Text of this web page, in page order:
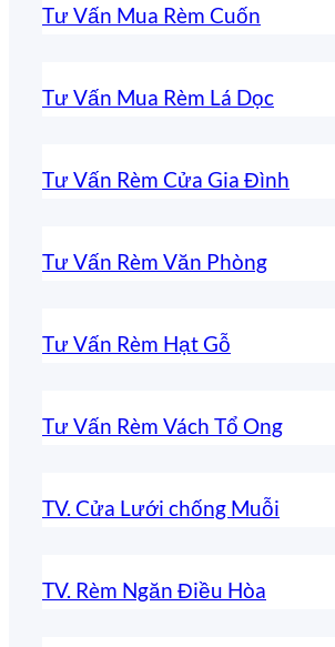
Tư Vấn Mua Rèm Cuốn
Tư Vấn Mua Rèm Lá Dọc
Tư Vấn Rèm Cửa Gia Đình
Tư Vấn Rèm Văn Phòng
Tư Vấn Rèm Hạt Gỗ
Tư Vấn Rèm Vách Tổ Ong
TV. Cửa Lưới chống Muỗi
TV. Rèm Ngăn Điều Hòa